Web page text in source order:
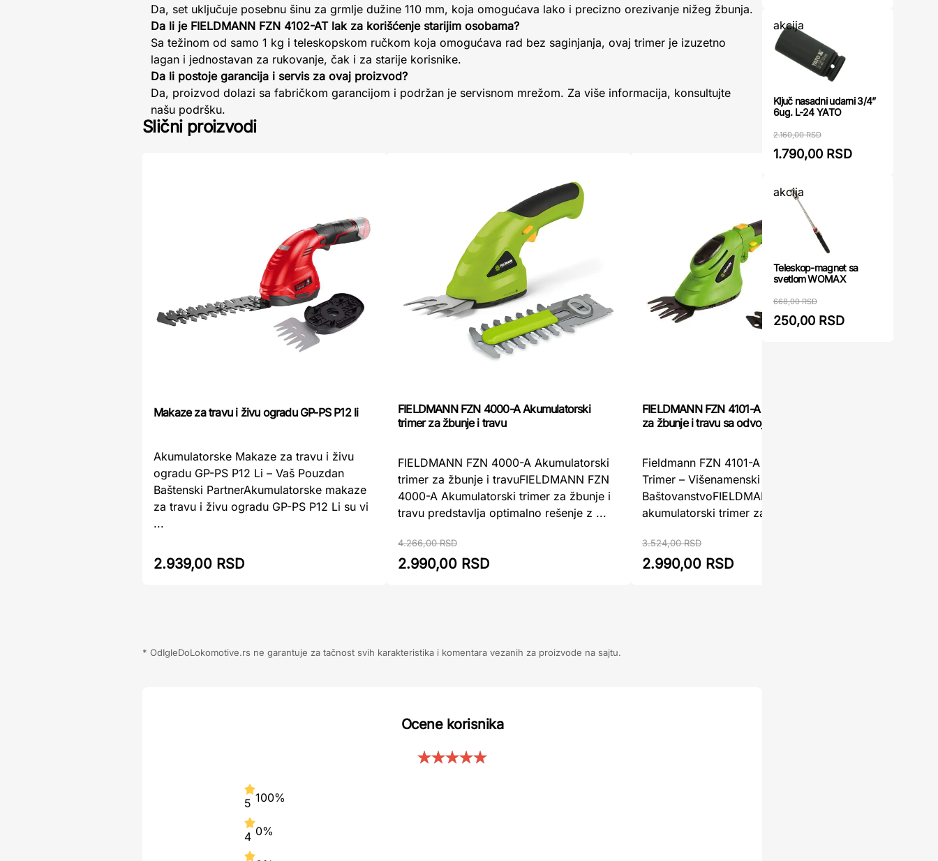
Da, set uključuje posebnu šinu za grmlje dužine 110 mm, koja omogućava lako i precizno orezivanje nižeg žbunja.
Da li je FIELDMANN FZN 4102-AT lak za korišćenje starijim osobama?
Sa težinom od samo 1 kg i teleskopskom ručkom koja omogućava rad bez saginjanja, ovaj trimer je izuzetno
lagan i jednostavan za rukovanje, čak i za starije korisnike.
Da li postoje garancija i servis za ovaj proizvod?
Da, proizvod dolazi sa fabričkom garancijom i podržan je servisnom mrežom. Za više informacija, konsultujte
našu podršku.
Slični proizvodi
Makaze za travu i živu ogradu GP-PS P12 li
Akumulatorske Makaze za travu i živu
ogradu GP-PS P12 Li – Vaš Pouzdan
Baštenski PartnerAkumulatorske makaze
za travu i živu ogradu GP-PS P12 Li su vi
...
2.939,00 RSD
FIELDMANN FZN 4000-A Akumulatorski
trimer za žbunje i travu
FIELDMANN FZN 4000-A Akumulatorski
trimer za žbunje i travuFIELDMANN FZN
4000-A Akumulatorski trimer za žbunje i
travu predstavlja optimalno rešenje z ...
4.266,00 RSD
2.990,00 RSD
FIELDMANN FZN 4101-A Akumulatorski trimer
za žbunje i travu sa odvojivom baterijom
Fieldmann FZN 4101-A Akumulatorski
Trimer – Višenamenski Alat za Precizno
BaštovanstvoFIELDMANN FZN 4101-A
akumulatorski trimer za ...
3.524,00 RSD
2.990,00 RSD
* OdIgleDoLokomotive.rs ne garantuje za tačnost svih karakteristika i komentara vezanih za proizvode na sajtu.
Ocene korisnika
5 100%
4 0%
akcija
Ključ nasadni udarni 3/4”
6ug. L-24 YATO
2.160,00 RSD
1.790,00 RSD
akcija
Teleskop-magnet sa
svetlom WOMAX
668,00 RSD
250,00 RSD